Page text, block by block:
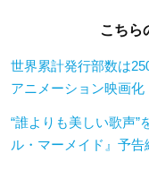
こちら
世界累計発行部数は
アニメーション映画化
“誰よりも美しい歌声”
ル・マーメイド』予告